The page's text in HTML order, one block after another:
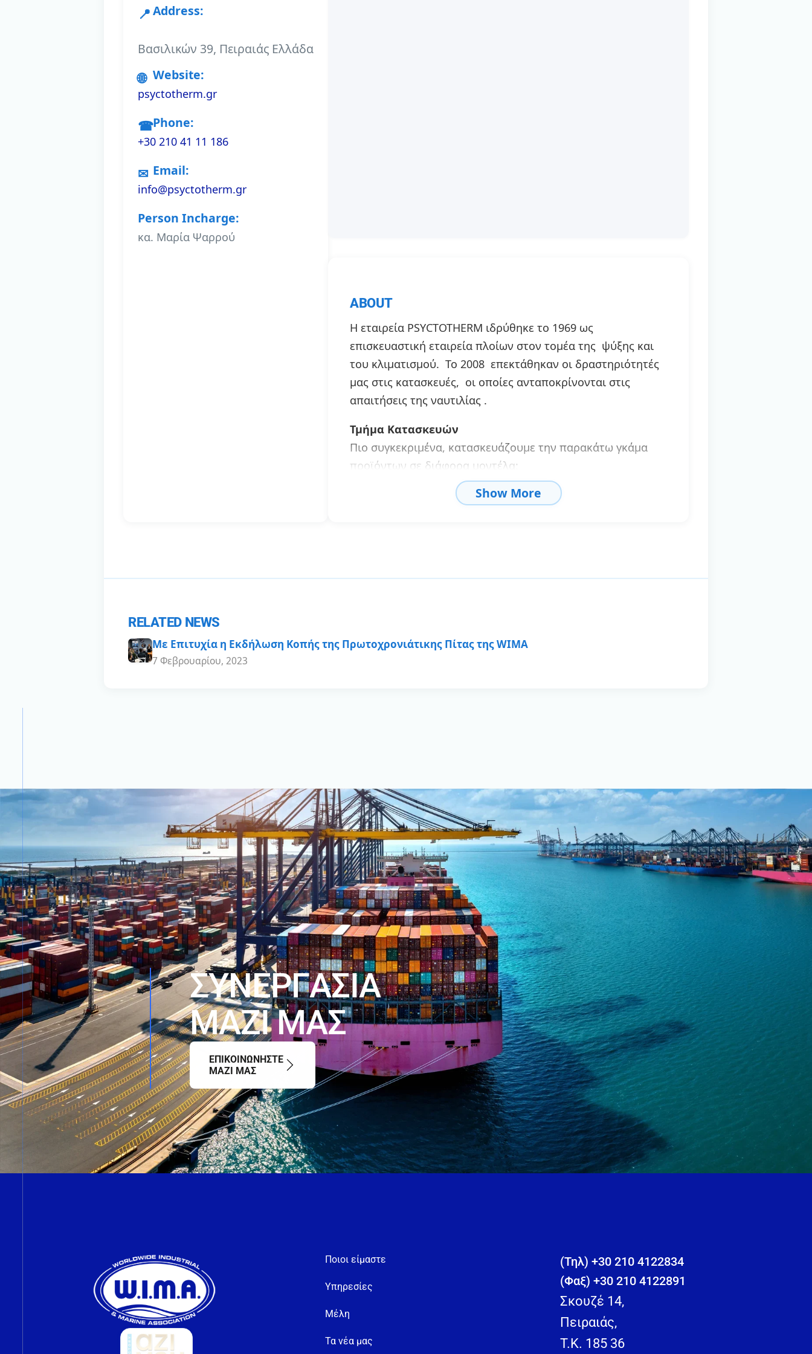
Address:
Βασιλικών 39, Πειραιάς Ελλάδα
Website:
psyctotherm.gr
Phone:
+30 210 41 11 186
Email:
info@psyctotherm.gr
Person Incharge:
κα. Μαρία Ψαρρού
ABOUT
Η εταιρεία PSYCTOTHERM ιδρύθηκε το 1969 ως
επισκευαστική εταιρεία πλοίων στον τομέα της ψύξης και
του κλιματισμού. Το 2008 επεκτάθηκαν οι δραστηριότητές
μας στις κατασκευές, οι οποίες ανταποκρίνονται στις
απαιτήσεις της ναυτιλίας .
Τμήμα Κατασκευών
Πιο συγκεκριμένα, κατασκευάζουμε την παρακάτω γκάμα
προϊόντων σε διάφορα μοντέλα:
• Κεντρική κλιματιστική μονάδα τύπου Deck (Deck Unit).
• Κλιματιστική μονάδα τύπου ντουλάπας (Packaged Air
Άμεσης Εκτόνωσης Air Handling Unit (Condensing Unit).
στοιχείων σε οποιαδήποτε διάσταση και απόδοση για
Αντιπροσωπεύοντας στην Ελλάδα εμπορικές εταιρείες από
όλον τον κόσμο , διαθέτουμε μια ευρεία γκάμα σε
ανταλλακτικά και μηχανημάτα Dorin, Bitzer,Bock, Appion ,
Carrier , Αccutools κτλ.
Επισκευές πλοίων
Η εταιρεία μας μπορεί να αναλάβει project από το
σχεδιασμό και την ανάλυση, για την κατασκευή,
εγκατάσταση και συντήρηση των συστημάτων ψύξης και
κλιματισμού.
Show More
RELATED NEWS
Με Eπιτυχία η Eκδήλωση Kοπής της Πρωτοχρονιάτικης Πίτας της WIMA
7 Φεβρουαρίου, 2023
ΣΥΝΕΡΓΑΣΙΑ
ΜΑΖΙΜΑΣ
ΕΠΙΚΟΙΝΩΝΗΣΤΕ
ΜΑΖΙ ΜΑΣ
Ποιοι είμαστε
Υπηρεσίες
Μέλη
Τα νέα μας
(Τηλ) +30 210 4122834
(Φαξ) +30 210 4122891
Σκουζέ 14,
Πειραιάς,
T.K. 185 36